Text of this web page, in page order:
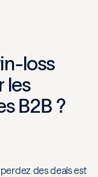
loss
les
B2B ?
des deals est